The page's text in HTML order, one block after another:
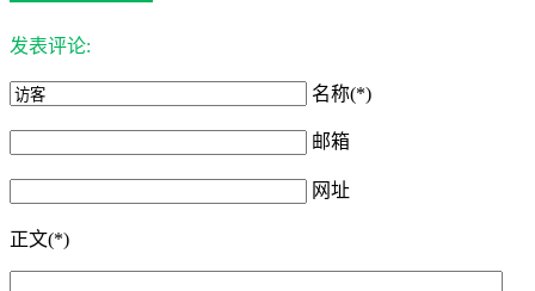
发表评论:
名称(*)
邮箱
网址
正文(*)